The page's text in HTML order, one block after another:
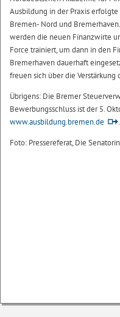
Ausbildung in der Praxis
Bremen- Nord und
werden die neuen Finanzwirte
Force trainiert, um dann in den
Bremerhaven dauerhaft
freuen sich über die
Übrigens: Die Bremer
Bewerbungsschluss ist der 5.
www.ausbildung.bremen.de
.
Foto: Pressereferat, Die